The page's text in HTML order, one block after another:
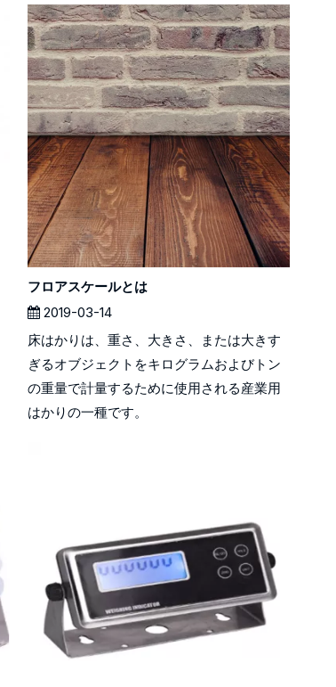
フロアスケールとは
2019-03-14
床はかりは、重さ、大きさ、または大きす
ぎるオブジェクトをキログラムおよびトン
の重量で計量するために使用される産業用
はかりの一種です。